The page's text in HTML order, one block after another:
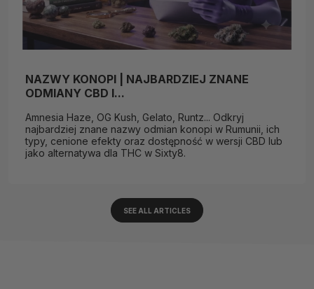
NAZWY KONOPI | NAJBARDZIEJ ZNANE
ODMIANY CBD I...
Amnesia Haze, OG Kush, Gelato, Runtz... Odkryj
najbardziej znane nazwy odmian konopi w Rumunii, ich
typy, cenione efekty oraz dostępność w wersji CBD lub
jako alternatywa dla THC w Sixty8.
SEE ALL ARTICLES